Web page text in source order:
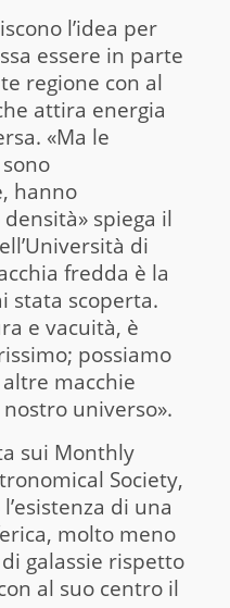
l’idea per
essere in parte
regione con al
attira energia
«Ma le
hanno
spiega il
di
fredda è la
stata scoperta.
e vacuità, è
possiamo
macchie
universo».
sui Monthly
Society,
di una
molto meno
galassie rispetto
al suo centro il